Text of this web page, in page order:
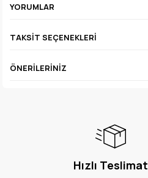
YORUMLAR
TAKSIT SEÇENEKLERI
ÖNERILERINIZ
Hızlı Teslimat